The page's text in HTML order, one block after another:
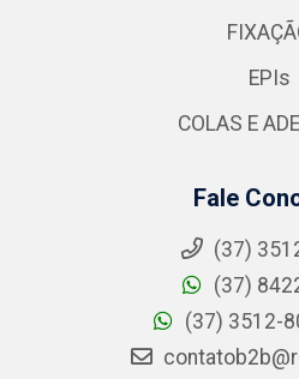
EPIs
COLAS E
Fale
(37)
(37)
(37) 3512-